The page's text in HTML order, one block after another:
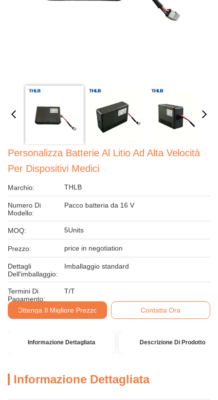
Personalizza Batterie Al Litio Ad Alta Velocità
Per Dispositivi Medici
Marchio: THLB
Numero Di
Modello:
Pacco batteria da 16 V
MOQ: 5Units
Prezzo: price in negotiation
Dettagli
Dell'imballaggio:
Imballaggio standard
Termini Di
Pagamento:
T/T
Ottenga Il Migliore Prezzo Contatta Ora
Informazione Dettagliata Descrizione Di Prodotto
Informazione Dettagliata